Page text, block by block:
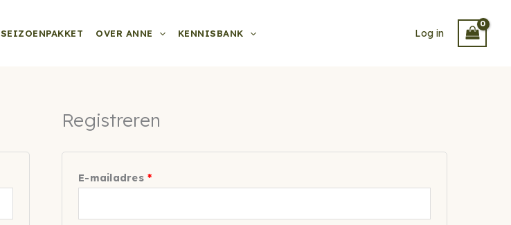
SEIZOENPAKKET OVER ANNE KENNISBANK Log in
Registreren
E-mailadres*Vereist